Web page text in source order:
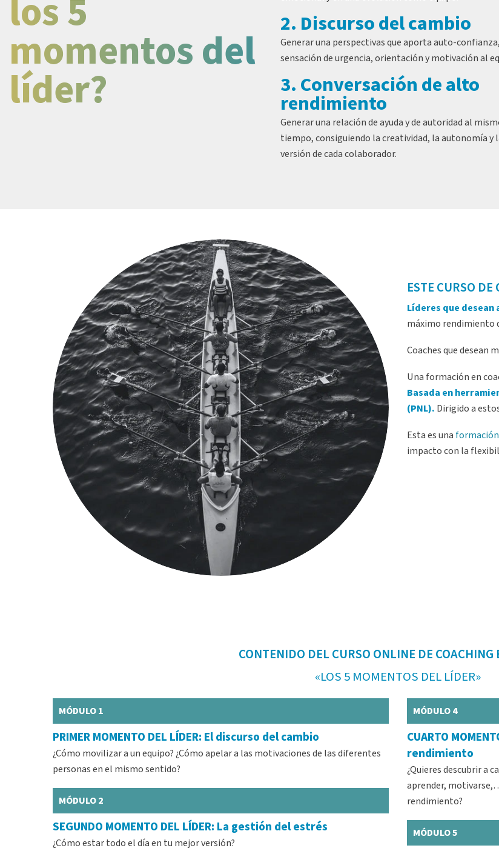
los 5
momentos del
líder?
2. Discurso del cambio
Generar una perspectivas que aporta auto-confianza,
sensación de urgencia, orientación y motivación al
3. Conversación de alto
rendimiento
Generar una relación de ayuda y de autoridad al
tiempo, consiguiendo la creatividad, la autonomía y
versión de cada colaborador.
ESTE CURSO
Líderes que
máximo rendimiento
Coaches que desean
Una formación en
Basada en
(PNL). Dirigido a
Esta es una
impacto con la
CONTENIDO DEL CURSO ONLINE DE COACHING
«LOS 5 MOMENTOS DEL LÍDER»
MÓDULO 1
PRIMER MOMENTO DEL LÍDER: El discurso del cambio
¿Cómo movilizar a un equipo? ¿Cómo apelar a las motivaciones de las diferentes
personas en el mismo sentido?
MÓDULO 2
SEGUNDO MOMENTO DEL LÍDER: La gestión del estrés
¿Cómo estar todo el día en tu mejor versión?
MÓDULO 4
CUARTO
rendimiento
¿Quieres descubrir a
aprender,
rendimiento?
MÓDULO 5